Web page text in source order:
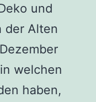
und
der Alten
welchen
haben,